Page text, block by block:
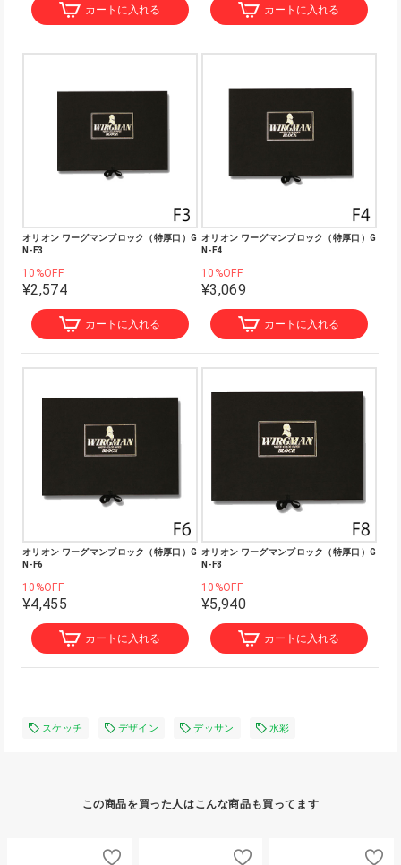
カートに入れる カートに入れる
オリオン ワーグマンブロック（特厚口）G
N-F3
10%OFF
¥2,574
カートに入れる
オリオン ワーグマンブロック（特厚口）G
N-F4
10%OFF
¥3,069
カートに入れる
オリオン ワーグマンブロック（特厚口）G
N-F6
10%OFF
¥4,455
カートに入れる
オリオン ワーグマンブロック（特厚口）G
N-F8
10%OFF
¥5,940
カートに入れる
スケッチ デザイン デッサン 水彩
この商品を買った人はこんな商品も買ってます